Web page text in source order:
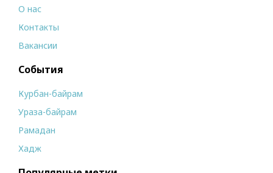
О нас
Контакты
Вакансии
События
Курбан-байрам
Ураза-байрам
Рамадан
Хадж